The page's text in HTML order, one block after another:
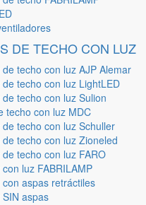
DE TECHO CON LUZ
techo con luz AJP Alemar
techo con luz LightLED
techo con luz Sulion
techo con luz MDC
techo con luz Schuller
techo con luz Zioneled
techo con luz FARO
luz FABRILAMP
aspas retráctiles
aspas